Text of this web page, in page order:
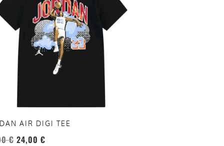
AIR DIGI TEE
€ 24,00 €